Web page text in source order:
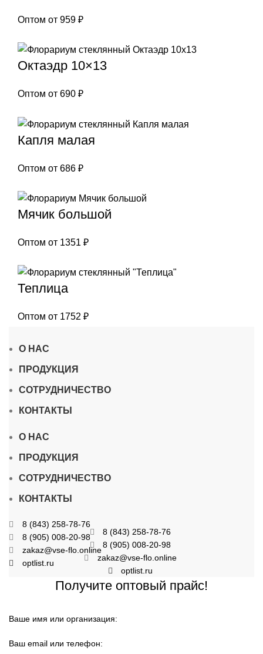
Оптом от 959 ₽
Октаэдр 10×13
Оптом от 690 ₽
Капля малая
Оптом от 686 ₽
Мячик большой
Оптом от 1351 ₽
Теплица
Оптом от 1752 ₽
О НАС
ПРОДУКЦИЯ
СОТРУДНИЧЕСТВО
КОНТАКТЫ
О НАС
ПРОДУКЦИЯ
СОТРУДНИЧЕСТВО
КОНТАКТЫ
8 (843) 258-78-76
8 (905) 008-20-98
zakaz@vse-flo.online
optlist.ru
8 (843) 258-78-76
8 (905) 008-20-98
zakaz@vse-flo.online
optlist.ru
Получите оптовый прайс!